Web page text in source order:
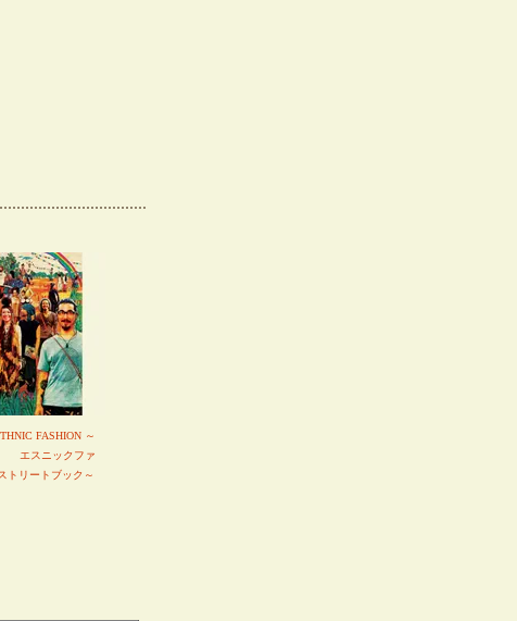
FASHION ～
エスニックファ
リートブック～